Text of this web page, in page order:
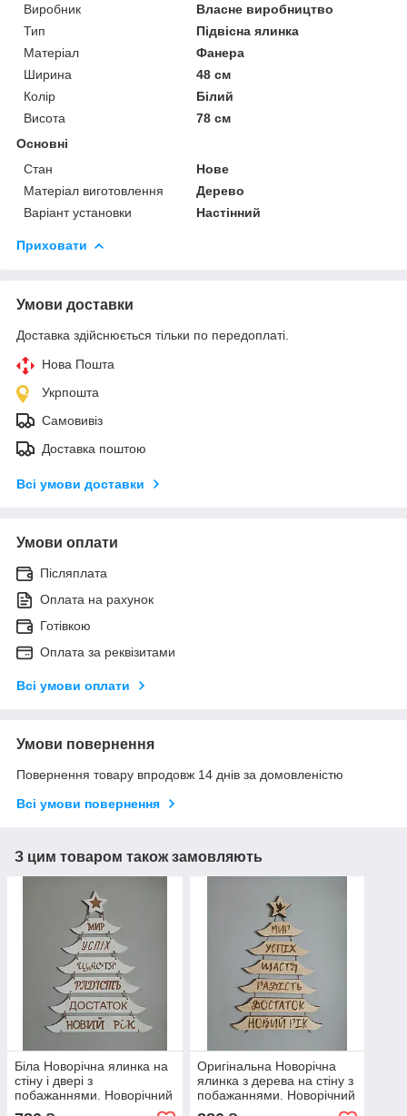
Виробник
Власне виробництво
Тип
Підвісна ялинка
Матеріал
Фанера
Ширина
48 см
Колір
Білий
Висота
78 см
Основні
Стан
Нове
Матеріал виготовлення
Дерево
Варіант установки
Настінний
Приховати
Умови доставки
Доставка здійснюється тільки по передоплаті.
Нова Пошта
Укрпошта
Самовивіз
Доставка поштою
Всі умови доставки
Умови оплати
Післяплата
Оплата на рахунок
Готівкою
Оплата за реквізитами
Всі умови оплати
Умови повернення
Повернення товару впродовж 14 днів за домовленістю
Всі умови повернення
З цим товаром також замовляють
Біла Новорічна ялинка на
стіну і двері з
побажаннями. Новорічний
патріотичний декор
Оригінальна Новорічна
ялинка з дерева на стіну з
побажаннями. Новорічний
декор. Подарунок на